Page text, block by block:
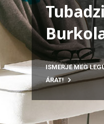
ISMERJE MEG
ÁRAT!